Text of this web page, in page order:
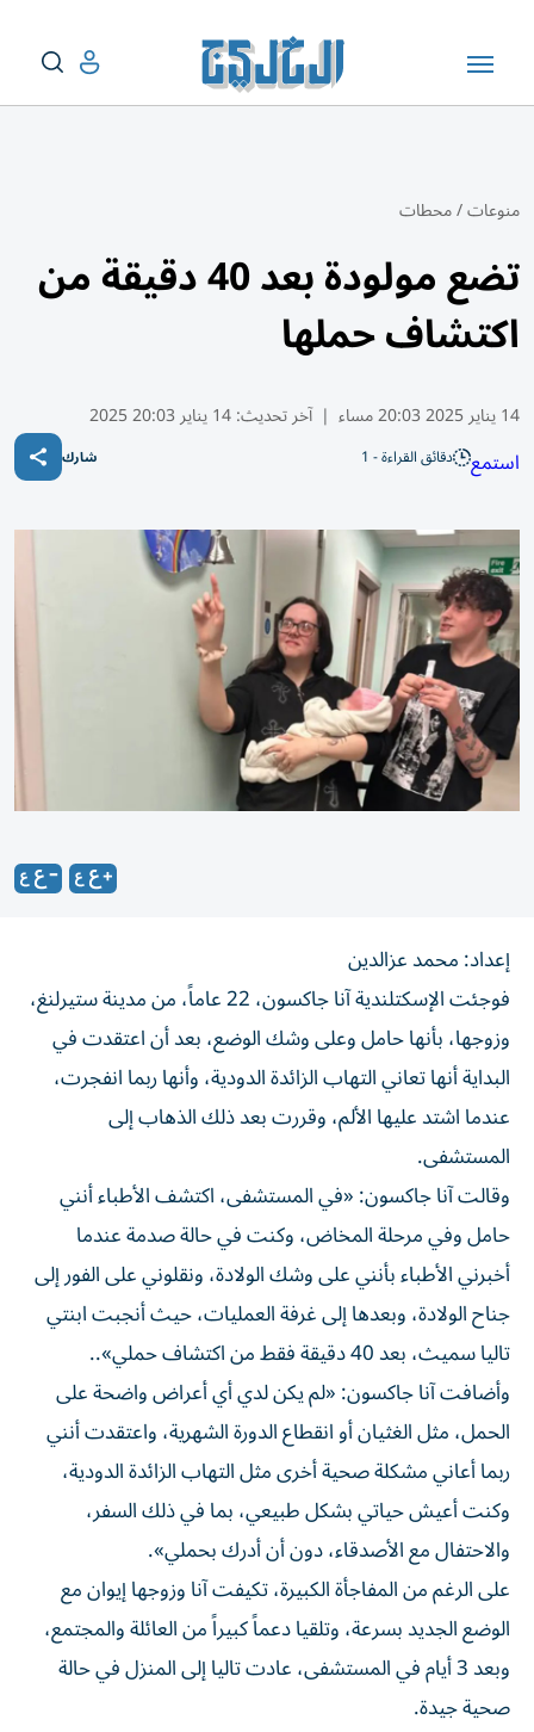
منوعات/محطات
تضع مولودة بعد 40 دقيقة من
اكتشاف حملها
14 يناير 2025 20:03 مساء | آخر تحديث:14 يناير 20:03 2025
استمع دقائق القراءة - 1 شارك
إعداد: محمد عزالدين
فوجئت الإسكتلندية آنا جاكسون، 22 عاماً، من مدينة ستيرلنغ،
وزوجها، بأنها حامل وعلى وشك الوضع، بعد أن اعتقدت في
البداية أنها تعاني التهاب الزائدة الدودية، وأنها ربما انفجرت،
عندما اشتد عليها الألم، وقررت بعد ذلك الذهاب إلى
المستشفى.
وقالت آنا جاكسون: «في المستشفى، اكتشف الأطباء أنني
حامل وفي مرحلة المخاض، وكنت في حالة صدمة عندما
أخبرني الأطباء بأنني على وشك الولادة، ونقلوني على الفور إلى
جناح الولادة، وبعدها إلى غرفة العمليات، حيث أنجبت ابنتي
تاليا سميث، بعد 40 دقيقة فقط من اكتشاف حملي»..
وأضافت آنا جاكسون: «لم يكن لدي أي أعراض واضحة على
الحمل، مثل الغثيان أو انقطاع الدورة الشهرية، واعتقدت أنني
ربما أعاني مشكلة صحية أخرى مثل التهاب الزائدة الدودية،
وكنت أعيش حياتي بشكل طبيعي، بما في ذلك السفر،
والاحتفال مع الأصدقاء، دون أن أدرك بحملي».
على الرغم من المفاجأة الكبيرة، تكيفت آنا وزوجها إيوان مع
الوضع الجديد بسرعة، وتلقيا دعماً كبيراً من العائلة والمجتمع،
وبعد 3 أيام في المستشفى، عادت تاليا إلى المنزل في حالة
صحية جيدة.